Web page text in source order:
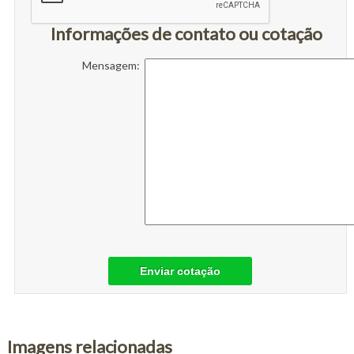
Informações de contato ou cotação
Mensagem:
Enviar cotação
Imagens relacionadas